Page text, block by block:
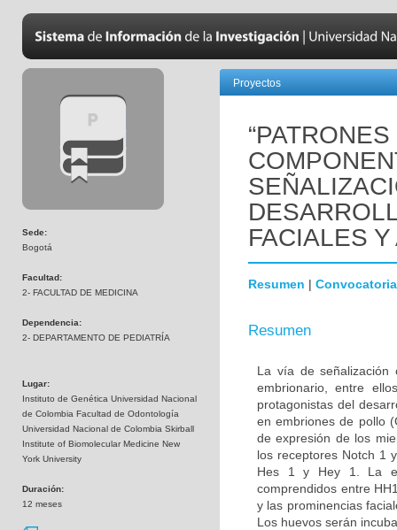
Sede:
Bogotá
Facultad:
2- FACULTAD DE MEDICINA
Dependencia:
2- DEPARTAMENTO DE PEDIATRÍA
Lugar:
Instituto de Genética Universidad Nacional
de Colombia Facultad de Odontología
Universidad Nacional de Colombia Skirball
Institute of Biomolecular Medicine New
York University
Duración:
12 meses
Proyectos
FACIALES
Resumen | Convocatoria
Resumen
La vía de señalización
embrionario, entre
protagonistas del
en embriones de pollo
de expresión de los
los receptores Notch 1
Hes 1 y Hey 1. La
comprendidos entre
y las prominencias
Los huevos serán